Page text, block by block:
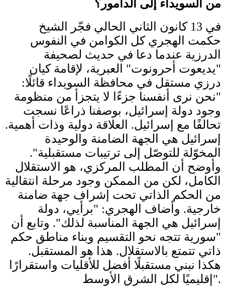
من السويداء إلى الدامور؟
في 13 كانون الثاني الحالي فجّر الشيخ
حكمت الهجري كل الكوامن في النفوس
الدرزية عندما دعا في حديث لصحيفة
"يديعوت أحرونوت" العبرية، لإقامة كيان
درزي مستقل في محافظة السويداء قائلًا:
"نحن نرى أنفسنا جزءًا لا يتجزأ من منظومة
وجود دولة إسرائيل، بوصفنا ذراعًا نسجت
تحالفًا مع إسرائيل. العلاقة دولية وذات أهمية.
إسرائيل هي الجهة الضامنة والوحيدة
المخوّلة للتوصّل إلى ترتيبات مستقبلية".
وأوضح أن المطلب المركزي، هو الاستقلال
الكامل، لكن من الممكن وجود مرحلة انتقالية
من الحكم الذاتي تحت إشراف جهة ضامنة
خارجية. وأضاف الهجري: "برأيي، دولة
إسرائيل هي الجهة المناسبة لذلك". وتابع أن
"سورية تتجه نحو التقسيم وبناء مناطق حكم
ذاتي تتمتع بالاستقلال. هذا هو المستقبل.
هكذا نبني مستقبلًا أفضل للأقليات واستقرارًا
إقليميًا لكل الشرق الأوسط".